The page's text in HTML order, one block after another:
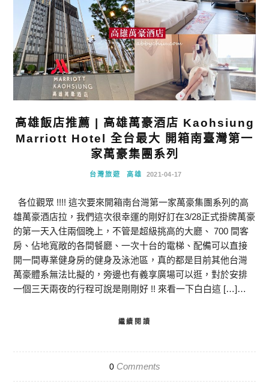
高雄飯店推薦 | 高雄萬豪酒店 Kaohsiung
Marriott Hotel 全台最大 開箱南臺灣第一
家萬豪集團系列
台灣旅遊 高雄 2021-04-17
各位觀眾 !!!! 這次要來開箱南台灣第一家萬豪集團系列的高
雄萬豪酒店拉，我們這次很幸運的剛好訂在3/28正式掛牌萬豪
的第一天入住兩個晚上，不管是超級挑高的大廳、 700 間客
房、佔地寬敞的各間餐廳、一次十台的電梯、配備可以直接
開一間專業健身房的健身及泳池區，真的都是目前其他台灣
萬豪體系無法比擬的，旁邊也有義享廣場可以逛，對於安排
一個三天兩夜的行程可說是剛剛好 !! 來看一下白白這 […]…
繼續閱讀
0Comments